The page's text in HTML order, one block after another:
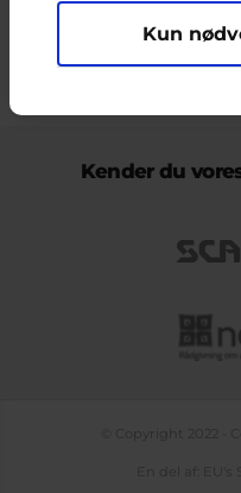
Kun
Kender du
© Copyright 2022 -
En del af: